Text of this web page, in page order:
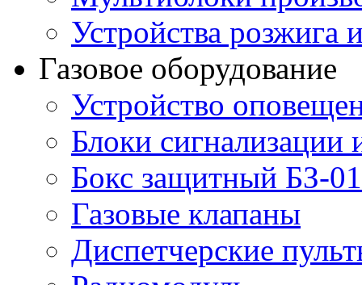
Устройства розжига
Газовое оборудование
Устройство
Блоки сигнализации
Бокс защитный БЗ-01
Газовые клапаны
Диспетчерские